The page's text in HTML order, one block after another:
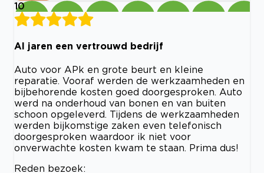
10
Al jaren een vertrouwd bedrijf
Auto voor APk en grote beurt en kleine
reparatie. Vooraf werden de werkzaamheden en
bijbehorende kosten goed doorgesproken. Auto
werd na onderhoud van bonen en van buiten
schoon opgeleverd. Tijdens de werkzaamheden
werden bijkomstige zaken even telefonisch
doorgesproken waardoor ik niet voor
onverwachte kosten kwam te staan. Prima dus!
Reden bezoek: